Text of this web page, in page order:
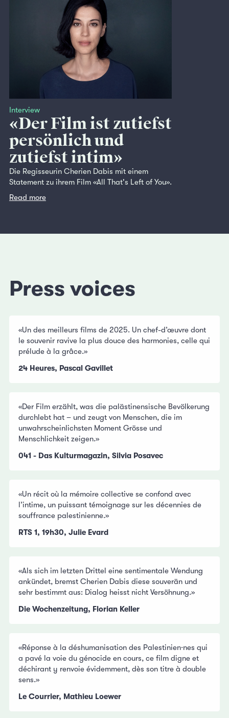
Interview
«Der Film ist zutiefst
persönlich und
zutiefst intim»
Die Regisseurin Cherien Dabis mit einem
Statement zu ihrem Film «All That's Left of You».
Read more
Press voices
«Un des meilleurs films de 2025. Un chef-d’œuvre dont
le souvenir ravive la plus douce des harmonies, celle qui
prélude à la grâce.»
24 Heures, Pascal Gavillet
«Der Film erzählt, was die palästinensische Bevölkerung
durchlebt hat – und zeugt von Menschen, die im
unwahrscheinlichsten Moment Grösse und
Menschlichkeit zeigen.»
041 - Das Kulturmagazin, Silvia Posavec
«Un récit où la mémoire collective se confond avec
l’intime, un puissant témoignage sur les décennies de
souffrance palestinienne.»
RTS 1, 19h30, Julie Evard
«Als sich im letzten Drittel eine sentimentale Wendung
ankündet, bremst Cherien Dabis diese souverän und
sehr bestimmt aus: Dialog heisst nicht Versöhnung.»
Die Wochenzeitung, Florian Keller
«Réponse à la déshumanisation des Palestinien·nes qui
a pavé la voie du génocide en cours, ce film digne et
déchirant y renvoie évidemment, dès son titre à double
sens.»
Le Courrier, Mathieu Loewer